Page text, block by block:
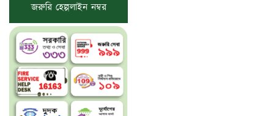
জরুরি হেল্পলাইন নম্বর